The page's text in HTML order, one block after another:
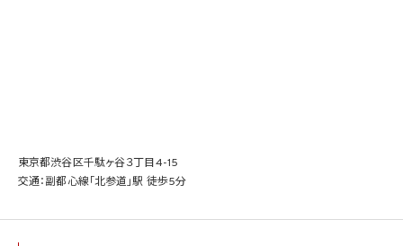
東京都渋谷区千駄ヶ谷３丁目4-15
交通：副都心線「北参道」駅 徒歩5分